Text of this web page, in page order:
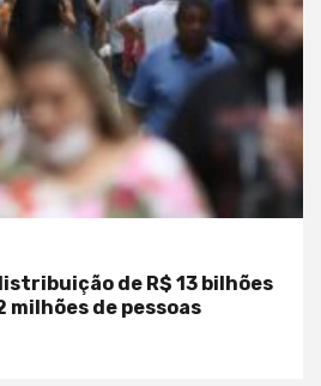
de R$ 13 bilhões
milhões de pessoas